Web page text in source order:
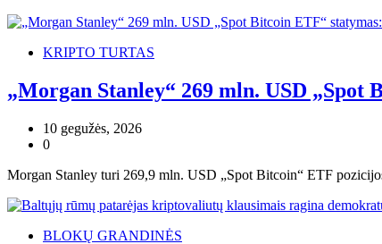
KRIPTO TURTAS
„Morgan Stanley“ 269 mln. USD
10 gegužės, 2026
0
Morgan Stanley turi 269,9 mln. USD „Spot Bitcoin“ ETF
BLOKŲ GRANDINĖS